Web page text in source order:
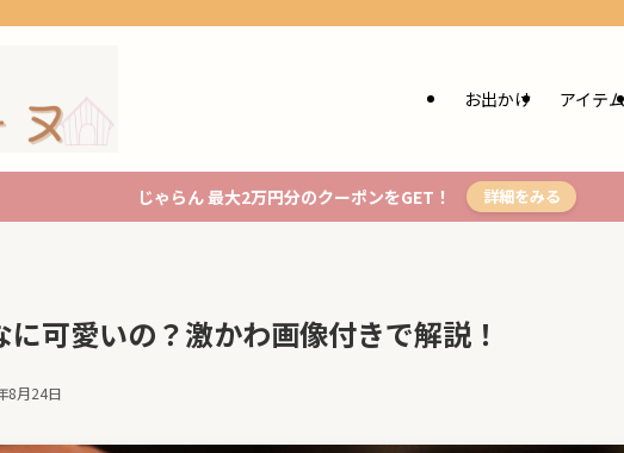
お出かけ アイテム
じゃらん 最大2万円分のクーポンをGET！ 詳細をみる
可愛いの？激かわ画像付きで解説！
8月24日